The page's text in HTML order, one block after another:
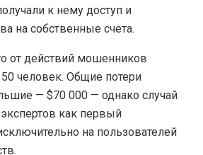
к нему доступ и
на собственные счета.
от действий мошенников
человек. Общие потери
— $70 000 — однако случай
как первый
на пользователей